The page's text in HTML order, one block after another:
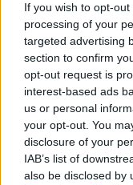
If you wish to opt-
processing of your
targeted advertising
section to confirm
opt-out request is
interest-based ads
us or personal
your opt-out. You
disclosure of your
IAB’s list of
also be disclosed by
T.